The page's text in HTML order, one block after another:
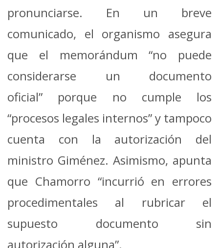
pronunciarse. En un breve
comunicado, el organismo asegura
que el memorándum “no puede
considerarse un documento
oficial” porque no cumple los
“procesos legales internos” y tampoco
cuenta con la autorización del
ministro Giménez. Asimismo, apunta
que Chamorro “incurrió en errores
procedimentales al rubricar el
supuesto documento sin
autorización alguna”.